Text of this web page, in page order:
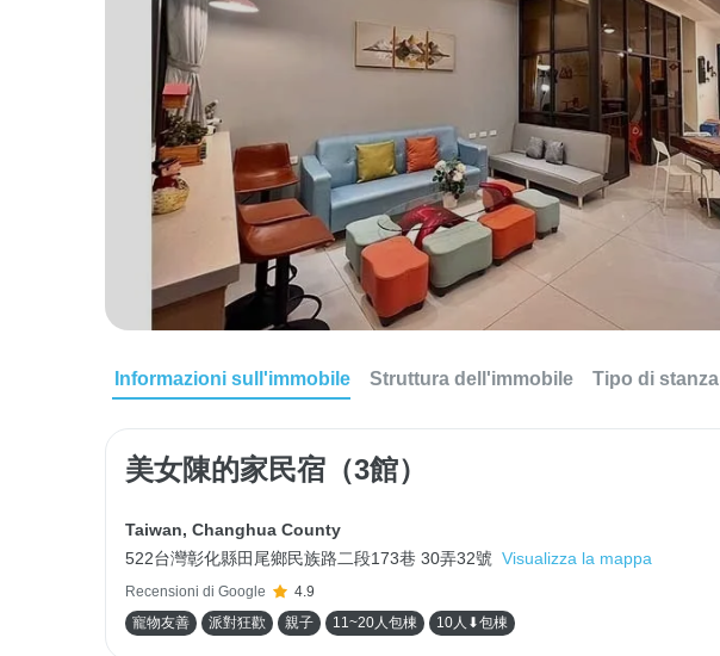
Informazioni sull'immobile Struttura dell'immobile Tipo di stanza
美女陳的家民宿（3館）
Taiwan, Changhua County
522台灣彰化縣田尾鄉民族路二段173巷 30弄32號 Visualizza la mappa
Recensioni di Google
4.9
寵物友善
派對狂歡 親子 11~20人包棟 10人⬇包棟